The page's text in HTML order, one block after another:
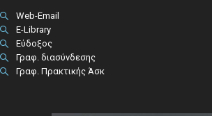
Web-Email
E-Library
Εύδοξος
Γραφ. διασύνδεσης
Γραφ. Πρακτικής Άσκ